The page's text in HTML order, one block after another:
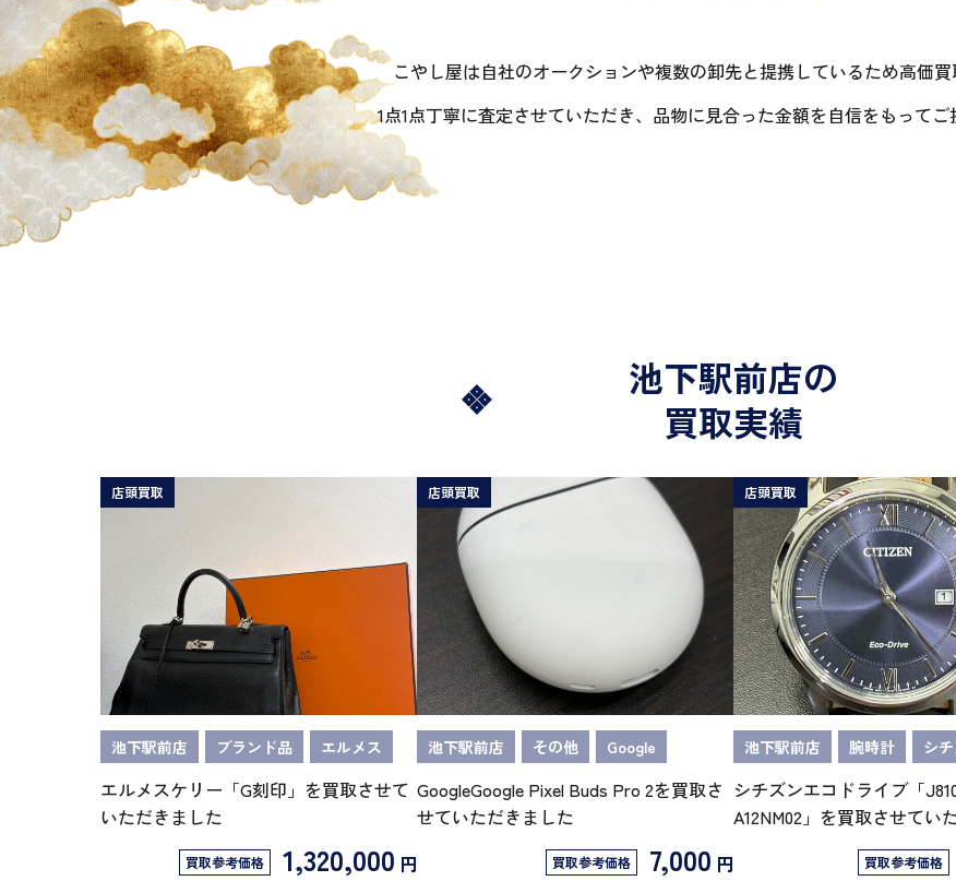
こやし屋は自社のオークションや複数の卸先と提携しているため高価買
1点1点丁寧に査定させていただき、品物に見合った金額を自信をもってご
池下駅前店の
買取実績
店頭買取
池下駅前店 ブランド品 エルメス
エルメスケリー「G刻印」を買取させて
いただきました
買取参考価格 1,320,000 円
店頭買取
池下駅前店 その他 Google
GoogleGoogle Pixel Buds Pro 2を買取さ
せていただきました
買取参考価格 7,000 円
店頭買取
池下駅前店 腕時計 シ
シチズンエコドライブ「
A12NM02」を買取させてい
買取参考価格